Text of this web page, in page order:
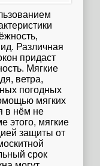
Различная
придаст
Мягкие
ветра,
погодных
мягких
в нём не
этого, мягкие
защиты от
срок